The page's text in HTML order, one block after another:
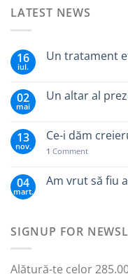
LATEST NEWS
16
iul.
Un tratament
02
mai
Un altar al
13
nov.
Ce-i dăm
1 Comment
04
mart.
Am vrut să fiu
SIGNUP FOR
Alătură-te celor